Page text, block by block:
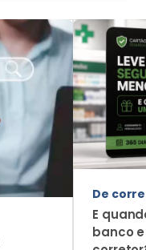
De
E
banco